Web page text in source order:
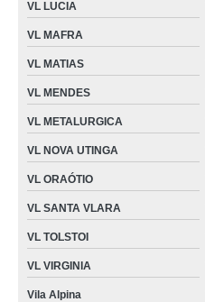
VL LUCIA
VL MAFRA
VL MATIAS
VL MENDES
VL METALURGICA
VL NOVA UTINGA
VL ORAÓTIO
VL SANTA VLARA
VL TOLSTOI
VL VIRGINIA
Vila Alpina